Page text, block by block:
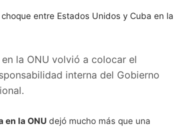
entre Estados Unidos y Cuba en la
la ONU volvió a colocar el
interna del Gobierno
en la ONU dejó mucho más que una